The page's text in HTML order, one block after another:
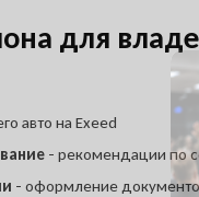
для
авто на Exeed
- рекомендации по
- оформление
и
Куда